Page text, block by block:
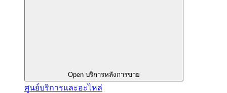
Open บริการหลังการขาย
ศูนย์บริการและอะไหล่